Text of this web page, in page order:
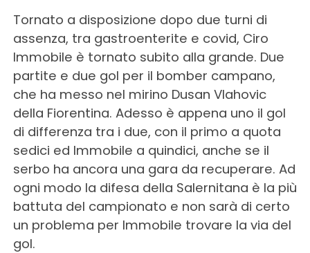
Tornato a disposizione dopo due turni di
assenza, tra gastroenterite e covid, Ciro
Immobile è tornato subito alla grande. Due
partite e due gol per il bomber campano,
che ha messo nel mirino Dusan Vlahovic
della Fiorentina. Adesso è appena uno il gol
di differenza tra i due, con il primo a quota
sedici ed Immobile a quindici, anche se il
serbo ha ancora una gara da recuperare. Ad
ogni modo la difesa della Salernitana è la più
battuta del campionato e non sarà di certo
un problema per Immobile trovare la via del
gol.